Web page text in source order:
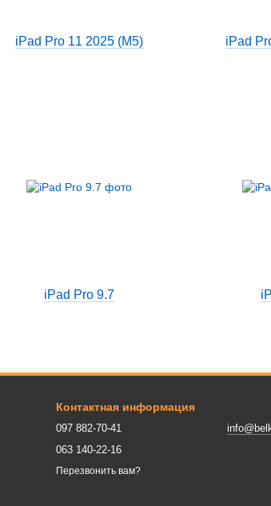
iPad Pro 11 2025 (M5) iPad
iPad Pro 9.7
Контактная информация
097 882-70-41
063 140-22-16
Перезвонить вам?